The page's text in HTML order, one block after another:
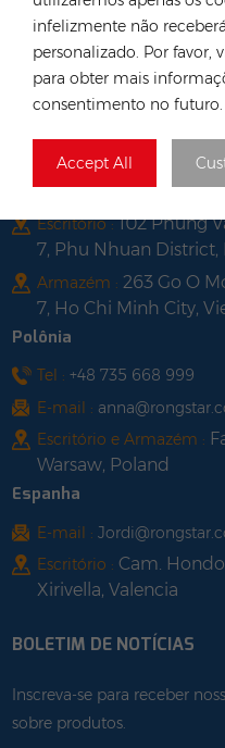
infelizmente não
personalizado. Por favor,
para obter mais
consentimento no futuro.
Accept All
Tel :+852 54222219
E-mail :hk@rongstar.com
Yuen Long, Hong Kong
Tel :+84 522 038 896
E-mail :
Escritório :102 Phung
7, Phu Nhuan District,
Armazém : 263 Go O
7, Ho Chi Minh City,
Polônia
Tel : +48 735 668 999
E-mail :
Escritório e Armazém :
Warsaw, Poland
Espanha
E-mail :
Escritório : Cam.
Xirivella, Valencia
BOLETIM DE NOTÍCIAS
Inscreva-se para receber
sobre produtos.